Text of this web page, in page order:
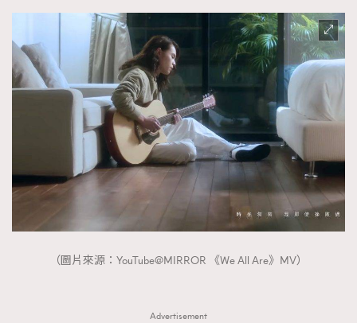
AFrenchMind
DressLikeAParisienne
EmpowerF
FashionWeek FigaroAesthetic
（圖片來源：YouTube@MIRROR 《We All Are》MV）
Advertisement